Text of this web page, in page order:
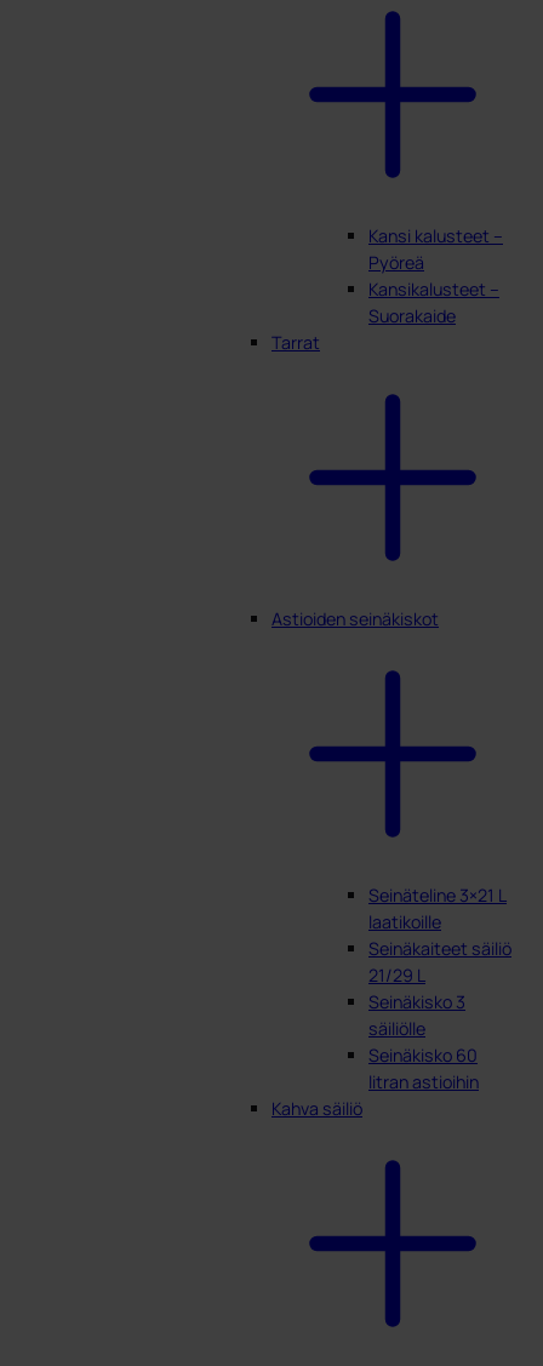
Kansi kalusteet –
Pyöreä
Kansikalusteet –
Suorakaide
Tarrat
Astioiden seinäkiskot
Seinäteline 3×21 L
laatikoille
Seinäkaiteet säiliö
21/29 L
Seinäkisko 3
säiliölle
Seinäkisko 60
litran astioihin
Kahva säiliö